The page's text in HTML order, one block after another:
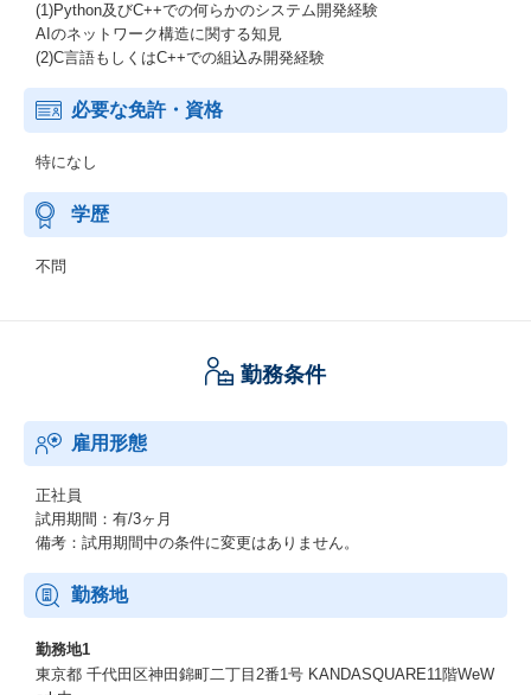
(1)Python及びC++での何らかのシステム開発経験
AIのネットワーク構造に関する知見
(2)C言語もしくはC++での組込み開発経験
必要な免許・資格
特になし
学歴
不問
勤務条件
雇用形態
正社員
試用期間：有/3ヶ月
備考：試用期間中の条件に変更はありません。
勤務地
勤務地1
東京都 千代田区神田錦町二丁目2番1号 KANDASQUARE11階WeW